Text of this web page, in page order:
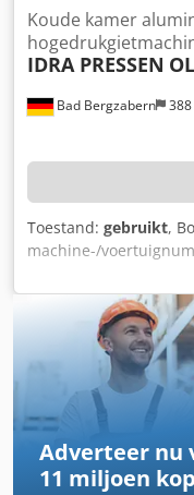
Bad Bergzabern
Koude kamer
IDRA PRESSEN
Toestand: gebruikt,
machine-/
sluitkracht: 320 ton,
MACHINE EMHF-300/
hoogte: 1.500 mm,
WOLLIN LSC1,
Dcjdozhaykspfx Aclok
Adverteer nu
11 miljoen